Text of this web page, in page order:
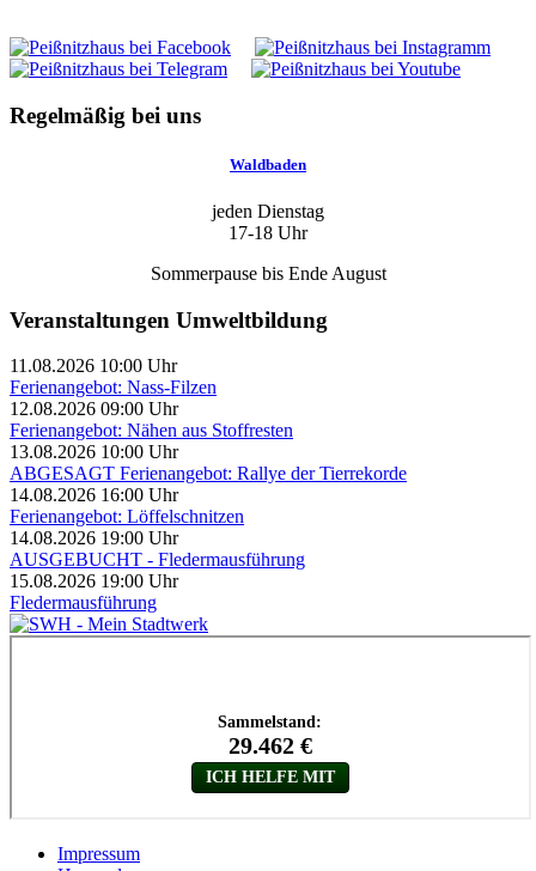
Regelmäßig bei uns
Waldbaden
jeden Dienstag
17-18 Uhr
Sommerpause bis Ende August
Veranstaltungen Umweltbildung
11.08.2026 10:00 Uhr
Ferienangebot: Nass-Filzen
12.08.2026 09:00 Uhr
Ferienangebot: Nähen aus Stoffresten
13.08.2026 10:00 Uhr
ABGESAGT Ferienangebot: Rallye der Tierrekorde
14.08.2026 16:00 Uhr
Ferienangebot: Löffelschnitzen
14.08.2026 19:00 Uhr
AUSGEBUCHT - Fledermausführung
15.08.2026 19:00 Uhr
Fledermausführung
Impressum